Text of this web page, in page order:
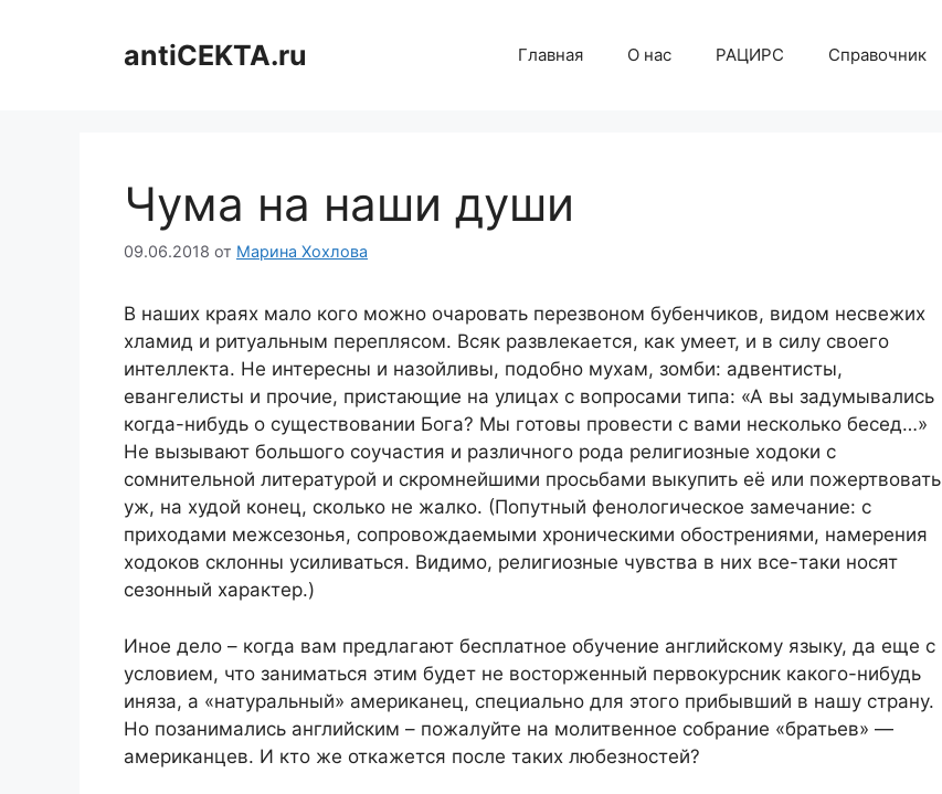
содержимомуantiCEKTA.ru Главная О нас РАЦИРС Справочник
Чума на наши души
09.06.2018 от Марина Хохлова
В наших краях мало кого можно очаровать перезвоном бубенчиков, видом несвежих
хламид и ритуальным переплясом. Всяк развлекается, как умеет, и в силу своего
интеллекта. Не интересны и назойливы, подобно мухам, зомби: адвентисты,
евангелисты и прочие, пристающие на улицах с вопросами типа: «А вы задумывались
когда-нибудь о существовании Бога? Мы готовы провести с вами несколько бесед…»
Не вызывают большого соучастия и различного рода религиозные ходоки с
сомнительной литературой и скромнейшими просьбами выкупить её или пожертвовать
уж, на худой конец, сколько не жалко. (Попутный фенологическое замечание: с
приходами межсезонья, сопровождаемыми хроническими обострениями, намерения
ходоков склонны усиливаться. Видимо, религиозные чувства в них все-таки носят
сезонный характер.)
Иное дело – когда вам предлагают бесплатное обучение английскому языку, да еще с
условием, что заниматься этим будет не восторженный первокурсник какого-нибудь
иняза, а «натуральный» американец, специально для этого прибывший в нашу страну.
Но позанимались английским – пожалуйте на молитвенное собрание «братьев» —
американцев. И кто же откажется после таких любезностей?